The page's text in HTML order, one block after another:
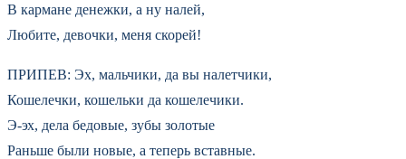
В кармане денежки, а ну налей,
Любите, девочки, меня скорей!
ПРИПЕВ: Эх, мальчики, да вы налетчики,
Кошелечки, кошельки да кошелечики.
Э-эх, дела бедовые, зубы золотые
Раньше были новые, а теперь вставные.